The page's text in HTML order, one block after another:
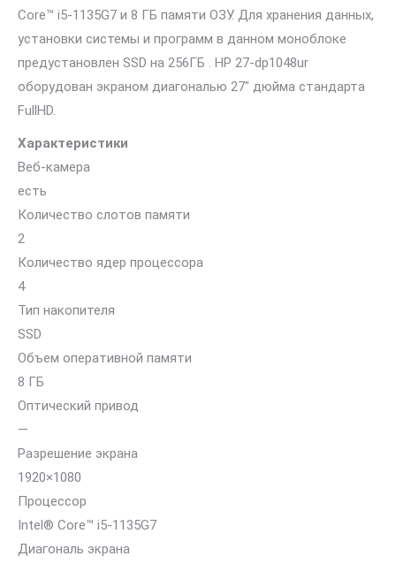
Core™ i5-1135G7 и 8 ГБ памяти ОЗУ. Для хранения данных,
установки системы и программ в данном моноблоке
предустановлен SSD на 256ГБ . HP 27-dp1048ur
оборудован экраном диагональю 27″ дюйма стандарта
FullHD.
Характеристики
Веб-камера
есть
Количество слотов памяти
2
Количество ядер процессора
4
Тип накопителя
SSD
Объем оперативной памяти
8 ГБ
Оптический привод
—
Разрешение экрана
1920×1080
Процессор
Intel® Core™ i5-1135G7
Диагональ экрана